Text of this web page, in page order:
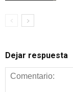
Dejar respuesta